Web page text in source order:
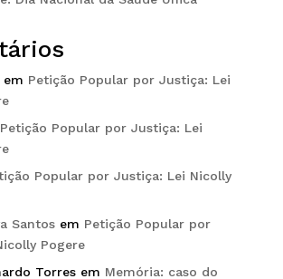
Petição Popular por Justiça: Lei
Petição Popular por Justiça: Lei
Popular por Justiça: Lei Nicolly
Santosem Petição Popular por
Pogere
Torresem Memória: caso do